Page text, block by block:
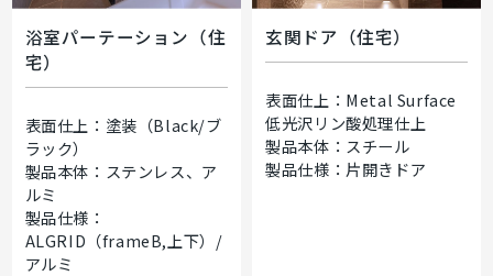
浴室パーテーション（住
宅）
表面仕上：塗装（Black/ブ
ラック）
製品本体：ステンレス、ア
ルミ
製品仕様：
ALGRID（frameB,上下）/
アルミ
玄関ドア（住宅）
表面仕上：Metal Surface
低光沢リン酸処理仕上
製品本体：スチール
製品仕様：片開きドア